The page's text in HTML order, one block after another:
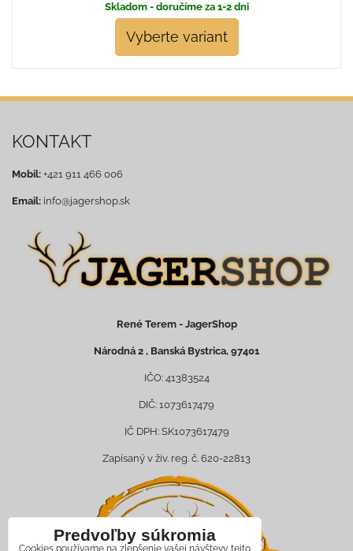
Skladom - doručíme za 1-2 dni
Vyberte variant
KONTAKT
Mobil: +421 911 466 006
Email: info@jagershop.sk
René Terem - JagerShop
Národná 2 , Banská Bystrica, 97401
IČO: 41383524
DIČ: 1073617479
IČ DPH: SK1073617479
Zapísaný v živ. reg. č. 620-22813
Predvoľby súkromia
Cookies používame na zlepšenie vašej návštevy tejto